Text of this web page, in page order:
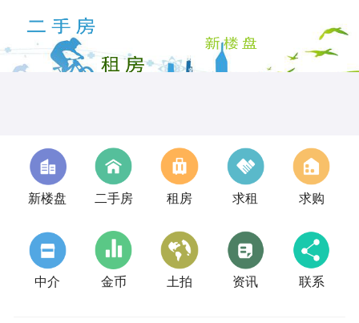
新楼盘 二手房 租房 求租 求购
中介 金币 土拍 资讯 联系